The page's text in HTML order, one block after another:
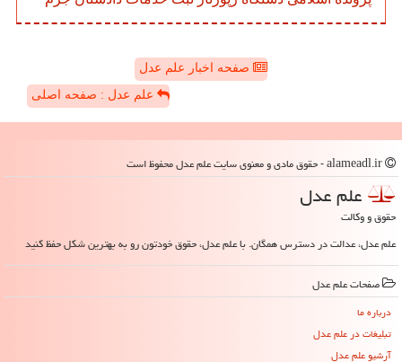
صفحه اخبار علم عدل
علم عدل : صفحه اصلی
علم عدل
حقوق و وکالت
علم عدل، عدالت در دسترس همگان. با علم عدل، حقوق خودتون رو به بهترین شکل حفظ کنید
صفحات علم عدل
درباره ما
تبلیغات در علم عدل
آرشیو علم عدل